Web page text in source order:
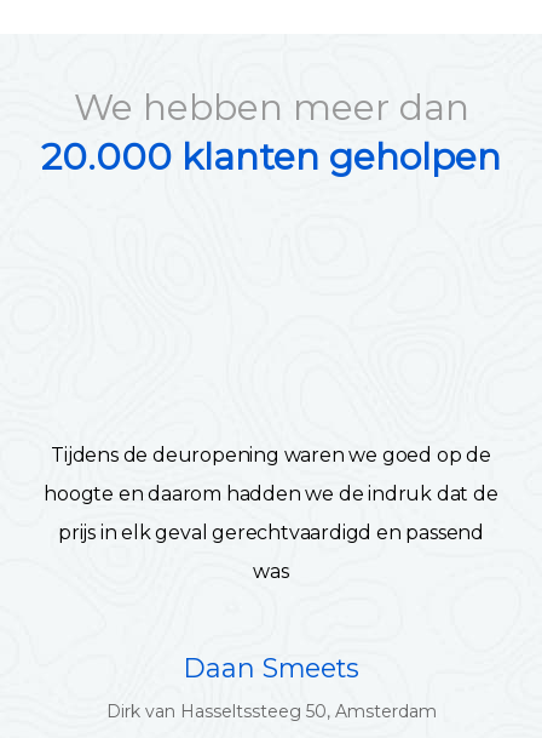
We hebben meer dan
20.000 klanten geholpen
Tijdens de deuropening waren we goed op de
hoogte en daarom hadden we de indruk dat de
prijs in elk geval gerechtvaardigd en passend
was
Daan Smeets
Dirk van Hasseltssteeg 50, Amsterdam